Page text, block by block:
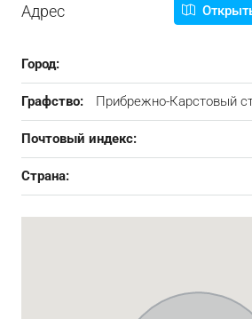
Адрес
Город:
Графство: Прибрежно-Карстовый
Почтовый индекс:
Страна: